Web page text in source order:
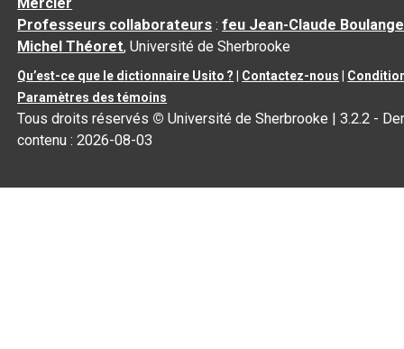
Professeurs collaborateurs :feu Jean-Claude
Michel Théoret, Université de Sherbrooke
Qu’est-ce que le dictionnaire Usito ? Contactez-nous
Paramètres des témoins
Tous droits réservés © Université de Sherbrooke |3.2.2 -
contenu :2026-08-03